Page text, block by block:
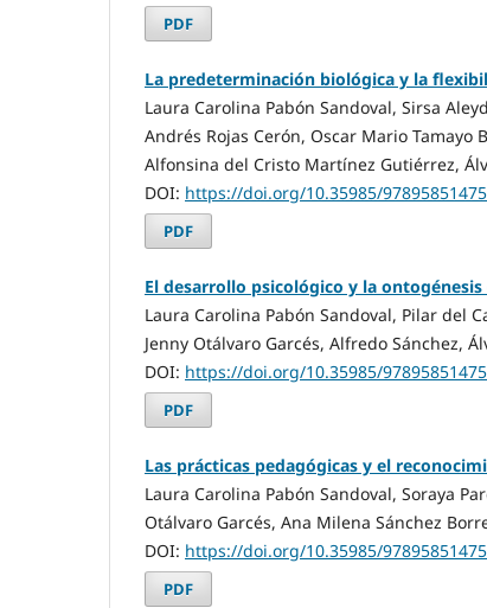
PDF
La predeterminación biológica y la
Laura Carolina Pabón Sandoval, Sirsa
Andrés Rojas Cerón, Oscar Mario Tamayo
Alfonsina del Cristo Martínez Gutiérrez,
DOI: https://doi.org/10.35985/
PDF
El desarrollo psicológico y la
Laura Carolina Pabón Sandoval, Pilar del
Jenny Otálvaro Garcés, Alfredo Sánchez,
DOI: https://doi.org/10.35985/
PDF
Las prácticas pedagógicas y el
Laura Carolina Pabón Sandoval, Soraya
Otálvaro Garcés, Ana Milena Sánchez
DOI: https://doi.org/10.35985/
PDF